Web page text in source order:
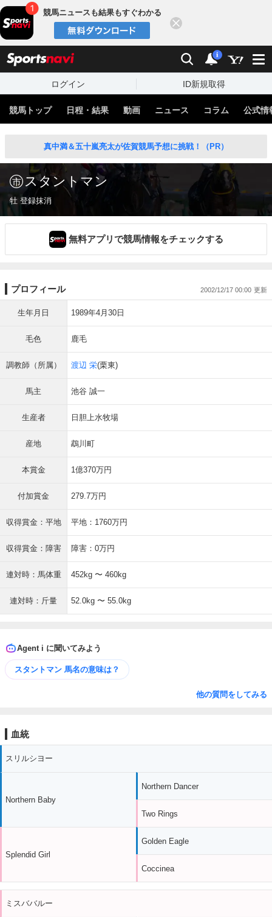
競馬ニュースも結果もすぐわかる
検索 通知
i
ログイン ID新規取得
競馬トップ 日程・結果 動画 ニュース コラム 公式情
真中満＆五十嵐亮太が佐賀競馬予想に挑戦！（PR）
スタントマン
牡 登録抹消
無料アプリで競馬情報をチェックする
プロフィール 2002/12/17 00:00
生年月日 1989年4月30日
毛色 鹿毛
調教師（所属） 渡辺 栄(栗東)
馬主 池谷 誠一
生産者 日胆上水牧場
産地 鵡川町
本賞金 1億370万円
付加賞金 279.7万円
収得賞金：平地 平地：1760万円
収得賞金：障害 障害：0万円
連対時：馬体重 452kg 〜 460kg
連対時：斤量 52.0kg 〜 55.0kg
Agent i に聞いてみよう
スタントマン 馬名の意味は？
他の質問をしてみる
血統
スリルシヨー
Northern Baby
Splendid Girl
Northern Dancer
Two Rings
Golden Eagle
Coccinea
ミスババルー